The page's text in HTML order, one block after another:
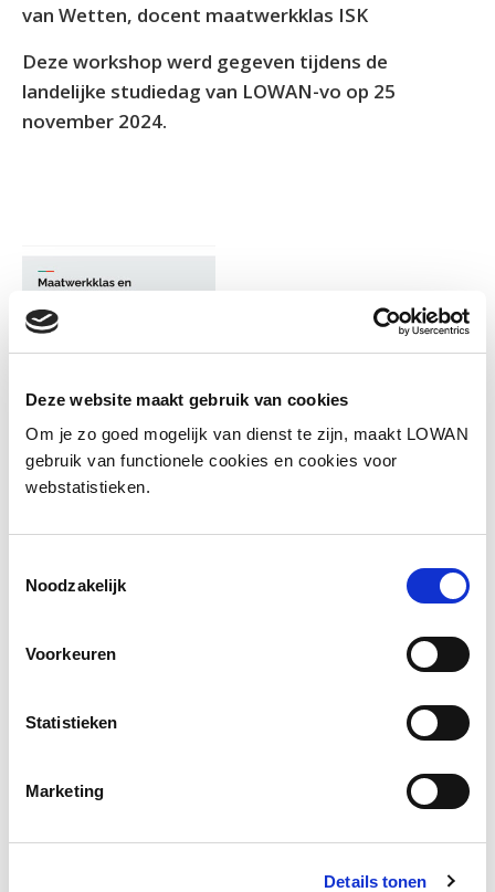
Deze website maakt gebruik van cookies
Om je zo goed mogelijk van dienst te zijn, maakt LOWAN
gebruik van functionele cookies en cookies voor
webstatistieken.
Noodzakelijk
Voorkeuren
Statistieken
Marketing
Details tonen
van Wetten, docent maatwerkklas ISK
Deze workshop werd gegeven tijdens de
landelijke studiedag van LOWAN-vo op 25
november 2024.
Wetten ISK Lisse